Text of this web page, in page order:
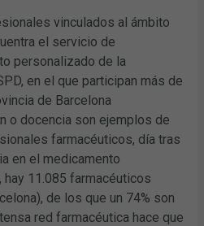
vinculados al ámbito
el servicio de
personalizado de la
en el que participan más de
de Barcelona
o docencia son ejemplos de
farmacéuticos, día tras
en el medicamento
hay 11.085 farmacéuticos
de los que un 74% son
red farmacéutica hace que